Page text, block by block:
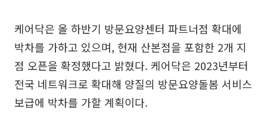
케어닥은 올 하반기 방문요양센터 파트너점 확대에
박차를 가하고 있으며, 현재 산본점을 포함한 2개 지
점 오픈을 확정했다고 밝혔다. 케어닥은 2023년부터
전국 네트워크로 확대해 양질의 방문요양돌봄 서비스
보급에 박차를 가할 계획이다.